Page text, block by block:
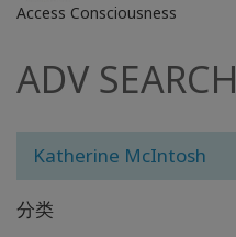
Access Consciousness
登
录
的
户
ADV SEARCH
Katherine McIntosh
分类